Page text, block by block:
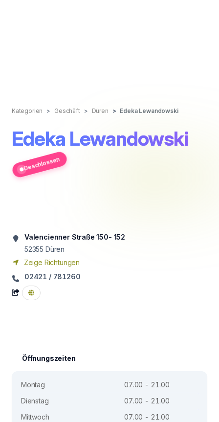
Kategorien Geschäft Düren Edeka Lewandowski
Edeka Lewandowski
Geschlossen
Valencienner Straße 150- 152
52355 Düren
Zeige Richtungen
02421 / 781260
Öffnungszeiten
Montag
07.00 - 21.00
Dienstag
07.00 - 21.00
Mittwoch
07.00 - 21.00